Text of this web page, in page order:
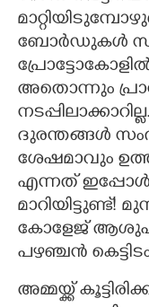
ബോർഡുകൾ
അതൊന്നും
ദുരന്തങ്ങൾ
ശേഷമാവും
എന്നത് ഇപ്പോൾ
മാറിയിട്ടുണ്ട്!
കോളേജ്
പഴഞ്ചൻ
അമ്മയ്ക്ക്